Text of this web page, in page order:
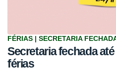
FÉRIAS | SECRETARIA
Secretaria fechada
férias